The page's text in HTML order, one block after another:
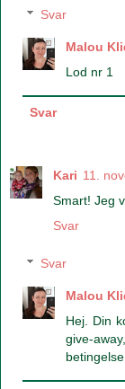
Svar
Malou
Lod nr 1
Svar
Kari 11.
Smart! Jeg
Svar
Svar
Malou
Hej. Din
give-